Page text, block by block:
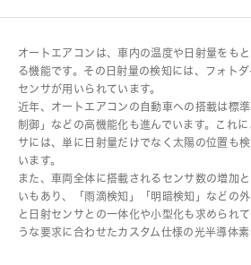
オートエアコンは、車内の温度や日射量をも
る機能です。その日射量の検知には、フォト
センサが用いられています。
近年、オートエアコンの自動車への搭載は標
制御」などの高機能化も進んでいます。これ
サには、単に日射量だけでなく太陽の位置も
います。
また、車両全体に搭載されるセンサ数の増加
いもあり、「雨滴検知」「明暗検知」などの
と日射センサとの一体化や小型化も求められ
うな要求に合わせたカスタム仕様の光半導体素